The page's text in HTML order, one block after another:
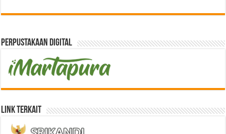
Perpustakaan Digital
Link Terkait